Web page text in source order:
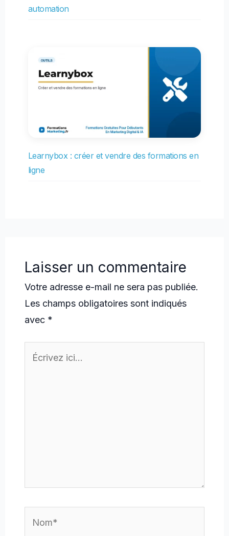
automation
Learnybox : créer et vendre des formations en
ligne
Laisser un commentaire
Votre adresse e-mail ne sera pas publiée.
Les champs obligatoires sont indiqués
avec *
Écrivez